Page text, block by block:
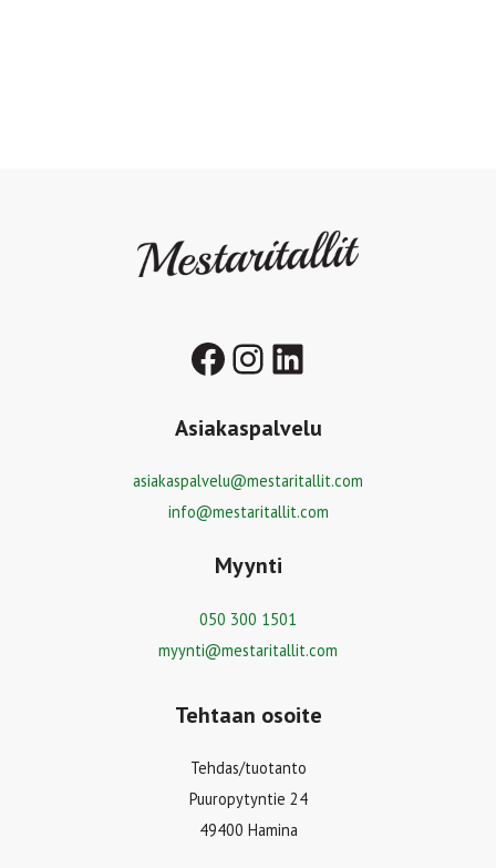
Facebook
Instagram
LinkedIn
Asiakaspalvelu
asiakaspalvelu@mestaritallit.com
info@mestaritallit.com
Myynti
050 300 1501
myynti@mestaritallit.com
Tehtaan osoite
Tehdas/tuotanto
Puuropytyntie 24
49400 Hamina